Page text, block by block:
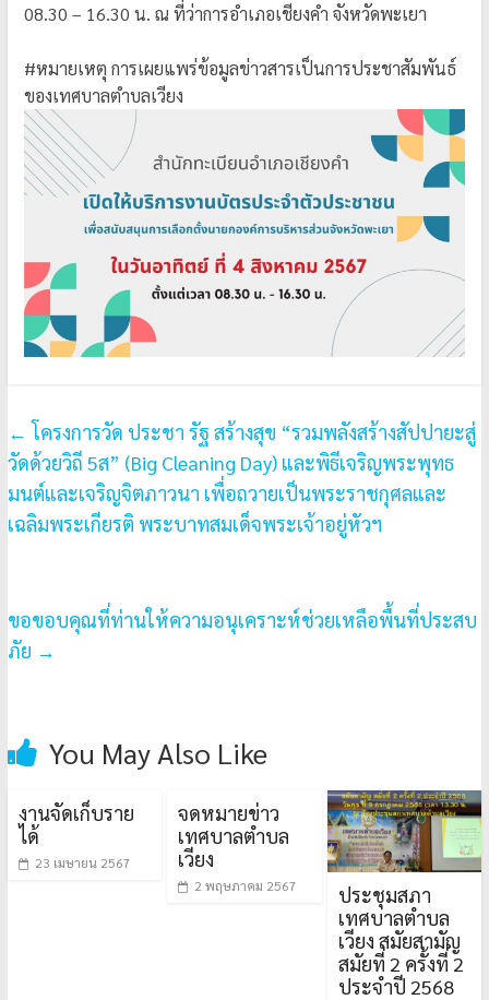
08.30 – 16.30 น. ณ ที่ว่าการอำเภอเชียงคำ จังหวัดพะเยา
#หมายเหตุ การเผยแพร่ข้อมูลข่าวสารเป็นการประชาสัมพันธ์
ของเทศบาลตำบลเวียง
← โครงการวัด ประชา รัฐ สร้างสุข “รวมพลังสร้างสัปปายะสู่
วัดด้วยวิถี 5ส” (Big Cleaning Day) และพิธีเจริญพระพุทธ
มนต์และเจริญจิตภาวนา เพื่อถวายเป็นพระราชกุศลและ
เฉลิมพระเกียรติ พระบาทสมเด็จพระเจ้าอยู่หัวฯ
ขอขอบคุณที่ท่านให้ความอนุเคราะห์ช่วยเหลือพื้นที่ประสบ
ภัย →
You May Also Like
งานจัดเก็บราย
ได้
23 เมษายน 2567
จดหมายข่าว
เทศบาลตำบล
เวียง
2 พฤษภาคม 2567
ประชุมสภา
เทศบาลตำบล
เวียง สมัยสามัญ
สมัยที่ 2 ครั้งที่ 2
ประจำปี 2568